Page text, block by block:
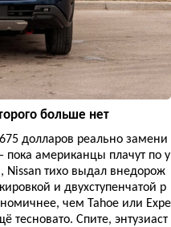
больше нет
долларов реально замени
пока американцы плачут по у
тихо выдал внедорож
и двухступенчатой р
чем Tahoe или Expe
тесновато. Спите, энтузиаст